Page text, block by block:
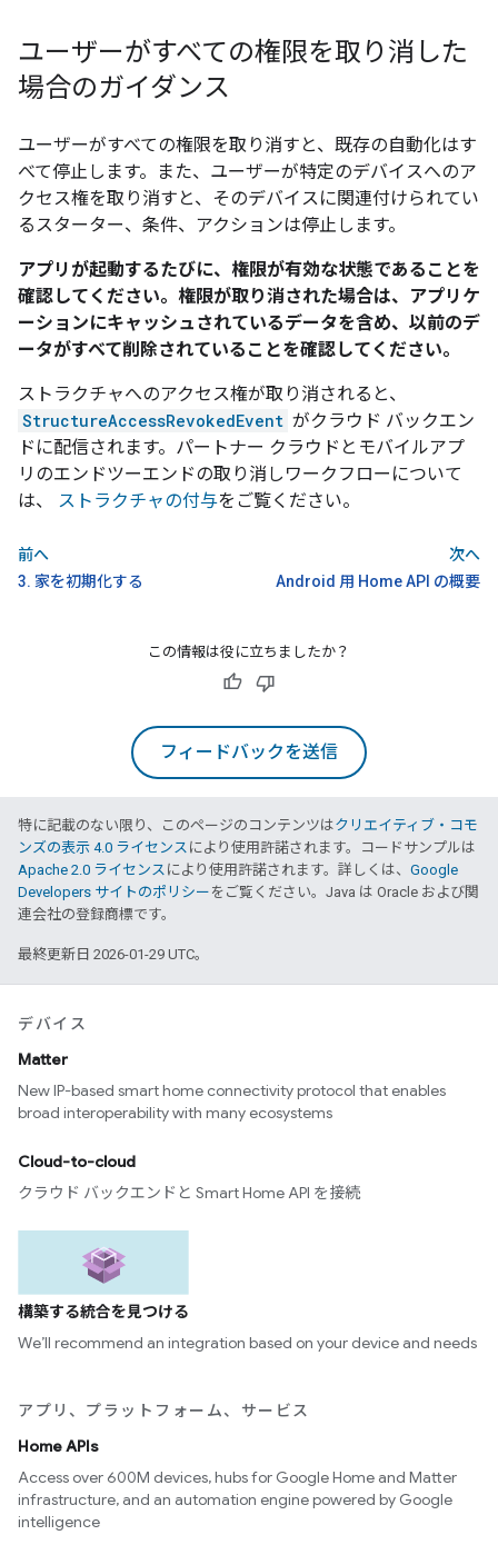
ユーザーがすべての権限を取り消した
場合のガイダンス
ユーザーがすべての権限を取り消すと、既存の自動化はす
べて停止します。また、ユーザーが特定のデバイスへのア
クセス権を取り消すと、そのデバイスに関連付けられてい
るスターター、条件、アクションは停止します。
アプリが起動するたびに、権限が有効な状態であることを
確認してください。権限が取り消された場合は、アプリケ
ーションにキャッシュされているデータを含め、以前のデ
ータがすべて削除されていることを確認してください。
ストラクチャへのアクセス権が取り消されると、
StructureAccessRevokedEvent がクラウド バックエン
ドに配信されます。パートナー クラウドとモバイルアプ
リのエンドツーエンドの取り消しワークフローについて
は、 ストラクチャの付与をご覧ください。
前へ
3. 家を初期化する
次へ
Android 用 Home API の概要
この情報は役に立ちましたか？
フィードバックを送信
特に記載のない限り、このページのコンテンツはクリエイティブ・コモ
ンズの表示 4.0 ライセンス により使用許諾されます。コードサンプルは
Apache 2.0 ライセンス により使用許諾されます。詳しくは、 Google
Developers サイトのポリシー をご覧ください。Java は Oracle および関
連会社の登録商標です。
最終更新日 2026-01-29 UTC。
デバイス
Matter
New IP-based smart home connectivity protocol that enables
broad interoperability with many ecosystems
Cloud-to-cloud
クラウド バックエンドと Smart Home API を接続
構築する統合を見つける
We’ll recommend an integration based on your device and needs
アプリ、プラットフォーム、サービス
Home APIs
Access over 600M devices, hubs for Google Home and Matter
infrastructure, and an automation engine powered by Google
intelligence